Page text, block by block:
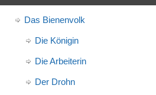
Das Bienenvolk
Die Königin
Die Arbeiterin
Der Drohn